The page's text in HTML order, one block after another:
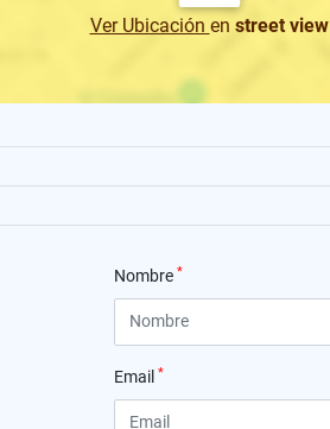
Ver Ubicación en street view
Nombre *
Email *